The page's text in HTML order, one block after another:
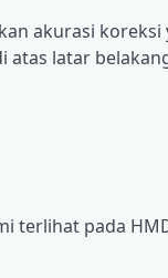
akurasi
latar
terlihat pada